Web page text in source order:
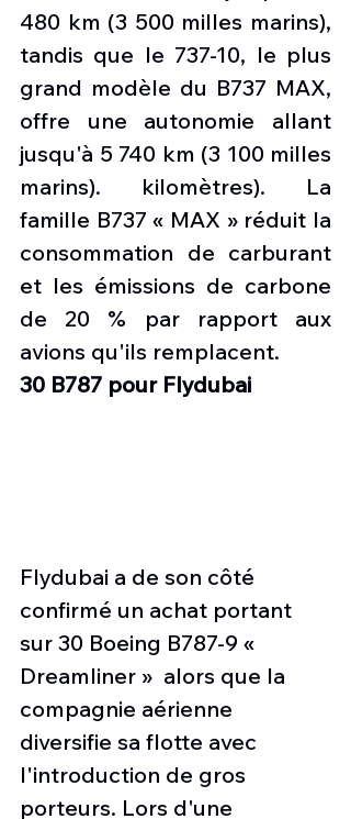
480 km (3 500 milles marins),
tandis que le 737-10, le plus
grand modèle du B737 MAX,
offre une autonomie allant
jusqu'à 5 740 km (3 100 milles
marins). kilomètres). La
famille B737 « MAX » réduit la
consommation de carburant
et les émissions de carbone
de 20 % par rapport aux
avions qu'ils remplacent.
30 B787 pour Flydubai
Flydubai a de son côté
confirmé un achat portant
sur 30 Boeing B787-9 «
Dreamliner »  alors que la
compagnie aérienne
diversifie sa flotte avec
l'introduction de gros
porteurs. Lors d'une